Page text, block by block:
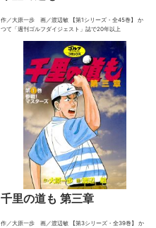
作／大原一歩 画／渡辺敏 【第1シリーズ・全45巻】 か
つて「週刊ゴルフダイジェスト」誌で20年以上
千里の道も 第三章
作／大原一歩 画／渡辺敏 【第3シリーズ・全39巻】 か